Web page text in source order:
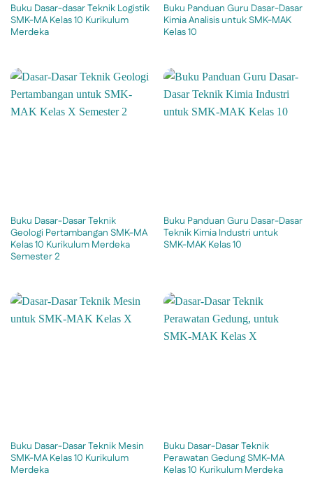
Buku Dasar-dasar Teknik Logistik
SMK-MA Kelas 10 Kurikulum
Merdeka
Buku Panduan Guru Dasar-Dasar
Kimia Analisis untuk SMK-MAK
Kelas 10
Buku Dasar-Dasar Teknik
Geologi Pertambangan SMK-MA
Kelas 10 Kurikulum Merdeka
Semester 2
Buku Panduan Guru Dasar-Dasar
Teknik Kimia Industri untuk
SMK-MAK Kelas 10
Buku Dasar-Dasar Teknik Mesin
SMK-MA Kelas 10 Kurikulum
Merdeka
Buku Dasar-Dasar Teknik
Perawatan Gedung SMK-MA
Kelas 10 Kurikulum Merdeka